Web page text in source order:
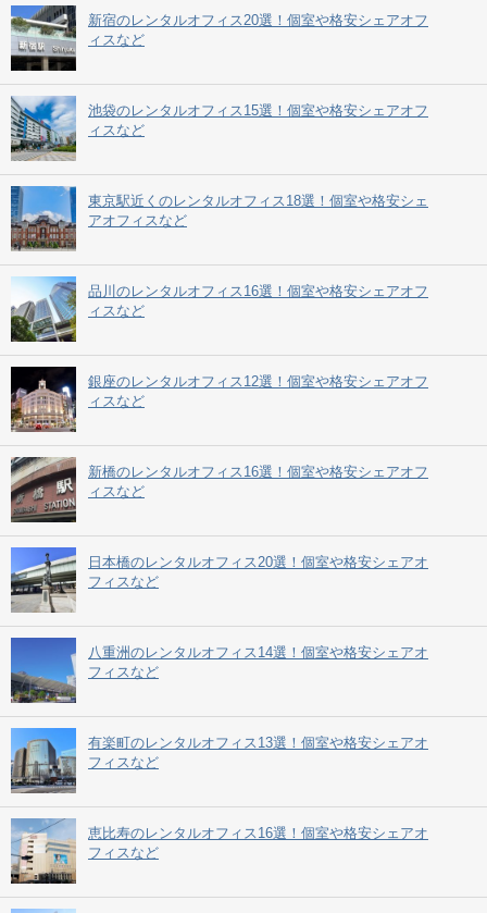
新宿のレンタルオフィス20選！個室や格安シェアオフ
ィスなど
池袋のレンタルオフィス15選！個室や格安シェアオフ
ィスなど
東京駅近くのレンタルオフィス18選！個室や格安シェ
アオフィスなど
品川のレンタルオフィス16選！個室や格安シェアオフ
ィスなど
銀座のレンタルオフィス12選！個室や格安シェアオフ
ィスなど
新橋のレンタルオフィス16選！個室や格安シェアオフ
ィスなど
日本橋のレンタルオフィス20選！個室や格安シェアオ
フィスなど
八重洲のレンタルオフィス14選！個室や格安シェアオ
フィスなど
有楽町のレンタルオフィス13選！個室や格安シェアオ
フィスなど
恵比寿のレンタルオフィス16選！個室や格安シェアオ
フィスなど